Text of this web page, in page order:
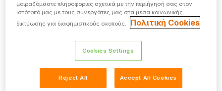
26 Ιανουαρίου 2026
Έναρξη της 5ης ServiceNow
Εκπαίδευση & Πιστοποίηση Επαγγελματιών
μοιραζόμαστε πληροφορίες σχετικά με την περιήγησή σας στον
ιστότοπό μας με τους συνεργάτες μας στα μέσα κοινωνικής
δικτύωσης για διαφημιστικούς σκοπούς.
Πολιτική Cookies
Cookies Settings
Reject All Accept All Cookies